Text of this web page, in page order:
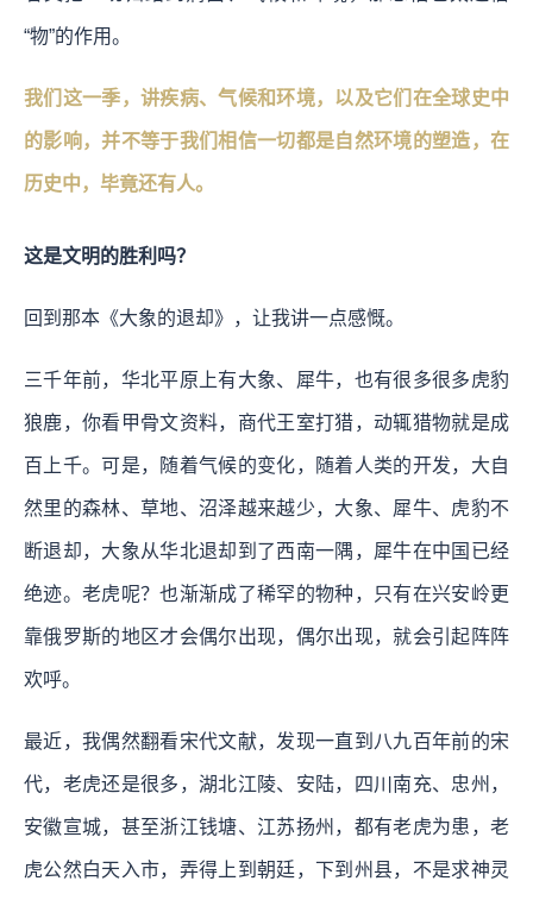
“物”的作用。
我们这一季，讲疾病、气候和环境，以及它们在全球史中
的影响，并不等于我们相信一切都是自然环境的塑造，在
历史中，毕竟还有人。
这是文明的胜利吗？
回到那本《大象的退却》，让我讲一点感慨。
三千年前，华北平原上有大象、犀牛，也有很多很多虎豹
狼鹿，你看甲骨文资料，商代王室打猎，动辄猎物就是成
百上千。可是，随着气候的变化，随着人类的开发，大自
然里的森林、草地、沼泽越来越少，大象、犀牛、虎豹不
断退却，大象从华北退却到了西南一隅，犀牛在中国已经
绝迹。老虎呢？也渐渐成了稀罕的物种，只有在兴安岭更
靠俄罗斯的地区才会偶尔出现，偶尔出现，就会引起阵阵
欢呼。
最近，我偶然翻看宋代文献，发现一直到八九百年前的宋
代，老虎还是很多，湖北江陵、安陆，四川南充、忠州，
安徽宣城，甚至浙江钱塘、江苏扬州，都有老虎为患，老
虎公然白天入市，弄得上到朝廷，下到州县，不是求神灵